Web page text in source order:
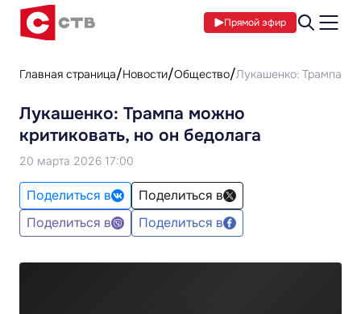
Прямой эфир
Главная страница Новости Общество Лукашенко: Трампа
Лукашенко: Трампа можно
критиковать, но он бедолага
20 марта 2026 17:00
Поделиться в
Поделиться в
Поделиться в
Поделиться в